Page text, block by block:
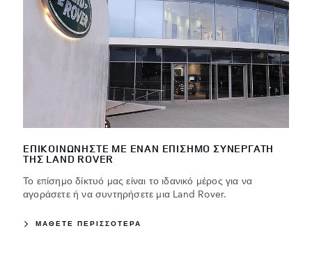
ΕΠΙΚΟΙΝΩΝΗΣΤΕ ΜΕ ΕΝΑΝ ΕΠΙΣΗΜΟ ΣΥΝΕΡΓΑΤΗ
ΤΗΣ LAND ROVER
Το επίσημο δίκτυό μας είναι το ιδανικό μέρος για να
αγοράσετε ή να συντηρήσετε μια Land Rover.
ΜΑΘΕΤΕ ΠΕΡΙΣΣΟΤΕΡΑ